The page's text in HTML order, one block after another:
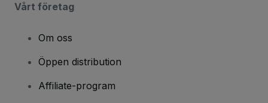
Vårt företag
Om oss
Öppen distribution
Affiliate-program